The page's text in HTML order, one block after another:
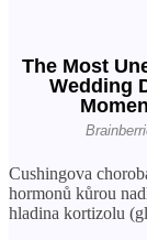
Cushingova
hormonů kůrou
hladina kortizolu